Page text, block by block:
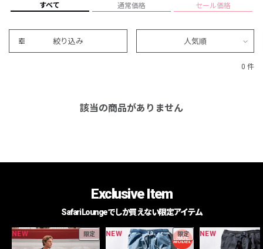
すべて 通常価格 セール価格
絞り込み 人気順
0 件
該当の商品がありません
Exclusive Item
Safari Loungeでしか買えない限定アイテム
NEW 限定 NEW 限定 NEW